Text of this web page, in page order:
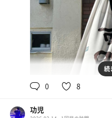
続
0 8
功児